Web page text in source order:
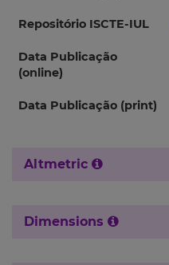
Repositório ISCTE-IUL
Data Publicação
(online)
Data Publicação (print)
Altmetric
Dimensions